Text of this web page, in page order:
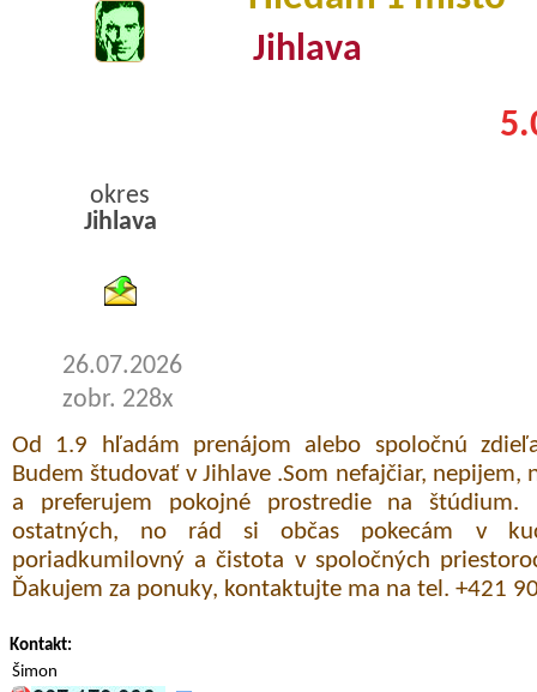
Jihlava
okres
Jihlava
26.07.2026
zobr. 228x
Od 1.9 hľadám prenájom alebo spoločnú
Budem študovať v Jihlave .Som nefajčiar, nepijem,
a preferujem pokojné prostredie na štúdium.
ostatných, no rád si občas pokecám v
poriadkumilovný a čistota v spoločných
Ďakujem za ponuky, kontaktujte ma na tel. +421
Kontakt:
Šimon